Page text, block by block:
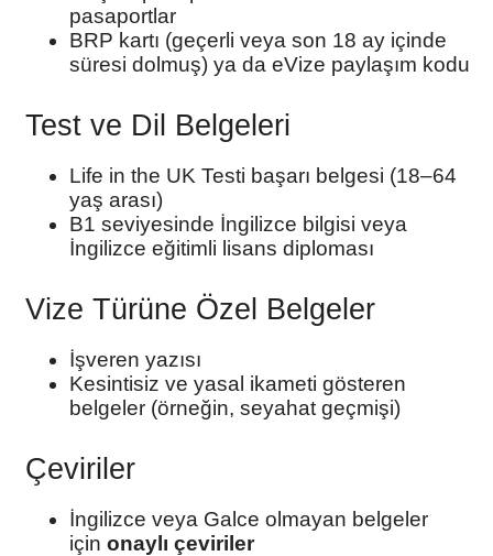
pasaportlar
BRP kartı (geçerli veya son 18 ay içinde
süresi dolmuş) ya da eVize paylaşım kodu
Test ve Dil Belgeleri
Life in the UK Testi başarı belgesi (18–64
yaş arası)
B1 seviyesinde İngilizce bilgisi veya
İngilizce eğitimli lisans diploması
Vize Türüne Özel Belgeler
İşveren yazısı
Kesintisiz ve yasal ikameti gösteren
belgeler (örneğin, seyahat geçmişi)
Çeviriler
İngilizce veya Galce olmayan belgeler
için onaylı çeviriler